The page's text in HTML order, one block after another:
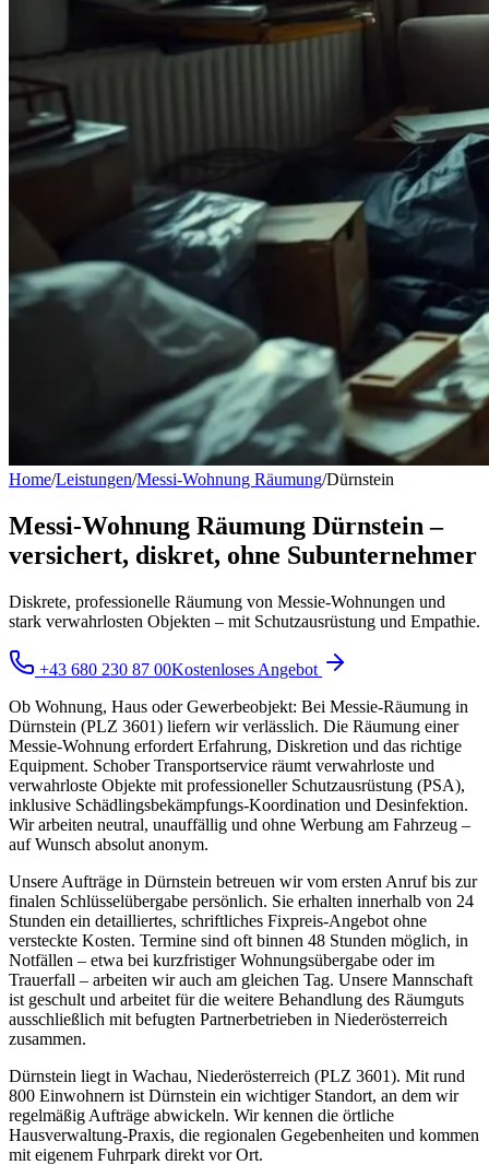
Home/Leistungen/Messi-Wohnung Räumung/Dürnstein
Messi-Wohnung Räumung Dürnstein –
versichert, diskret, ohne Subunternehmer
Diskrete, professionelle Räumung von Messie-Wohnungen und
stark verwahrlosten Objekten – mit Schutzausrüstung und Empathie.
+43 680 230 87 00Kostenloses Angebot
Ob Wohnung, Haus oder Gewerbeobjekt: Bei Messie-Räumung in
Dürnstein (PLZ 3601) liefern wir verlässlich. Die Räumung einer
Messie-Wohnung erfordert Erfahrung, Diskretion und das richtige
Equipment. Schober Transportservice räumt verwahrloste und
verwahrloste Objekte mit professioneller Schutzausrüstung (PSA),
inklusive Schädlingsbekämpfungs-Koordination und Desinfektion.
Wir arbeiten neutral, unauffällig und ohne Werbung am Fahrzeug –
auf Wunsch absolut anonym.
Unsere Aufträge in Dürnstein betreuen wir vom ersten Anruf bis zur
finalen Schlüsselübergabe persönlich. Sie erhalten innerhalb von 24
Stunden ein detailliertes, schriftliches Fixpreis-Angebot ohne
versteckte Kosten. Termine sind oft binnen 48 Stunden möglich, in
Notfällen – etwa bei kurzfristiger Wohnungsübergabe oder im
Trauerfall – arbeiten wir auch am gleichen Tag. Unsere Mannschaft
ist geschult und arbeitet für die weitere Behandlung des Räumguts
ausschließlich mit befugten Partnerbetrieben in Niederösterreich
zusammen.
Dürnstein liegt in Wachau, Niederösterreich (PLZ 3601). Mit rund
800 Einwohnern ist Dürnstein ein wichtiger Standort, an dem wir
regelmäßig Aufträge abwickeln. Wir kennen die örtliche
Hausverwaltung-Praxis, die regionalen Gegebenheiten und kommen
mit eigenem Fuhrpark direkt vor Ort.